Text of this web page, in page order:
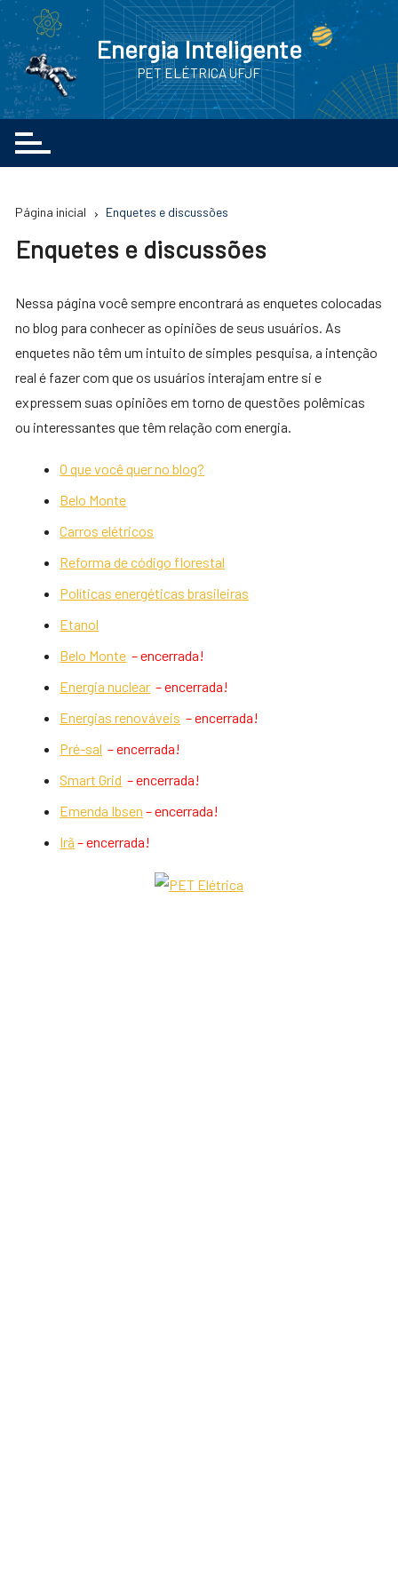
Ir
conteúdo
Energia Inteligente
PET ELÉTRICA UFJF
Página inicial Enquetes e discussões
Enquetes e discussões
Nessa página você sempre encontrará as enquetes colocadas
no blog para conhecer as opiniões de seus usuários. As
enquetes não têm um intuito de simples pesquisa, a intenção
real é fazer com que os usuários interajam entre si e
expressem suas opiniões em torno de questões polêmicas
ou interessantes que têm relação com energia.
O que você quer no blog?
Belo Monte
Carros elétricos
Reforma de código florestal
Políticas energéticas brasileiras
Etanol
Belo Monte – encerrada!
Energia nuclear – encerrada!
Energias renováveis – encerrada!
Pré-sal – encerrada!
Smart Grid – encerrada!
Emenda Ibsen –encerrada!
Irã –encerrada!